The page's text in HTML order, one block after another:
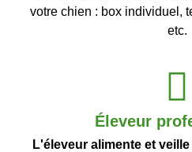
votre chien : box individuel,
etc.
Éleveur
L'éleveur alimente et